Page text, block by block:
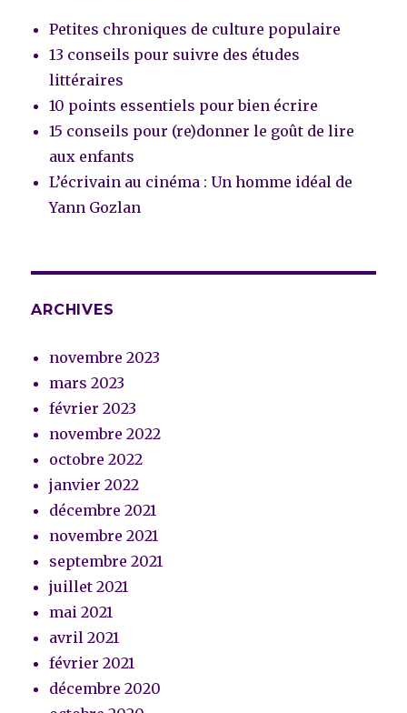
Petites chroniques de culture populaire
13 conseils pour suivre des études
littéraires
10 points essentiels pour bien écrire
15 conseils pour (re)donner le goût de lire
aux enfants
L’écrivain au cinéma : Un homme idéal de
Yann Gozlan
ARCHIVES
novembre 2023
mars 2023
février 2023
novembre 2022
octobre 2022
janvier 2022
décembre 2021
novembre 2021
septembre 2021
juillet 2021
mai 2021
avril 2021
février 2021
décembre 2020